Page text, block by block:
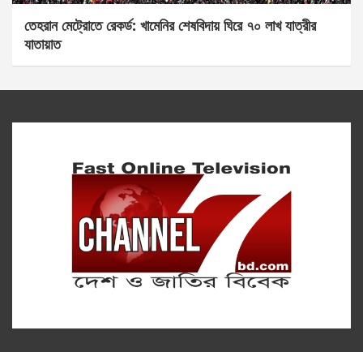
তেহরান মেট্রোতে রেকর্ড: খামেনির শেষবিদায় ঘিরে ৭০ লাখ যাত্রীর
যাতায়াত